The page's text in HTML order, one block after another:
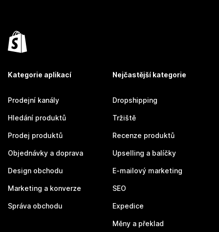
Kategorie aplikací
Prodejní kanály
Hledání produktů
Prodej produktů
Objednávky a doprava
Design obchodu
Marketing a konverze
Správa obchodu
Nejčastější kategorie
Dropshipping
Tržiště
Recenze produktů
Upselling a balíčky
E-mailový marketing
SEO
Expedice
Měny a překlad